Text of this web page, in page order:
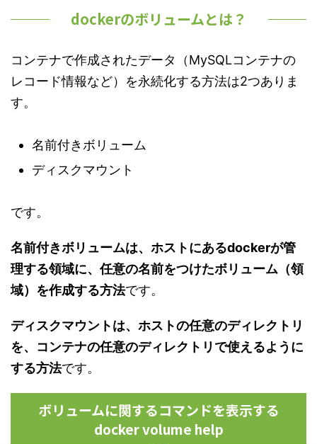
dockerのボリュームとは？
コンテナで作成されたデータ（MySQLコンテナの
レコード情報など）を永続化する方法は2つありま
す。
名前付きボリューム
ディスクマウント
です。
名前付きボリュームは、ホストにあるdockerが管
理する領域に、任意の名前をつけたボリューム（領
域）を作成する方法です。
ディスクマウントは、ホストの任意のディレクトリ
を、コンテナの任意のディレクトリで使えるように
する方法です。
ボリュームに関するコマンドを表示する
docker volume help